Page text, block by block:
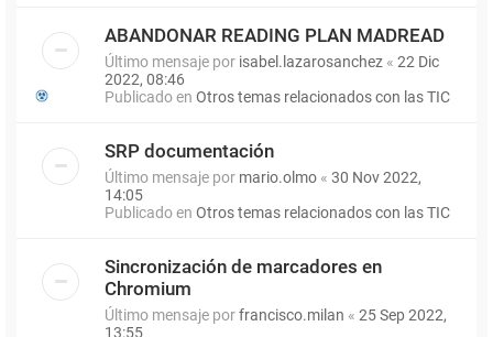
ABANDONAR READING PLAN MADREAD
Último mensaje por isabel.lazarosanchez « 22 Dic
2022, 08:46
Publicado en Otros temas relacionados con las TIC
SRP documentación
Último mensaje por mario.olmo « 30 Nov 2022,
14:05
Publicado en Otros temas relacionados con las TIC
Sincronización de marcadores en
Chromium
Último mensaje porfrancisco.milan « 25 Sep 2022,
13:55